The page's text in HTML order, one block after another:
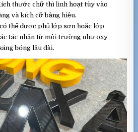
thước chữ thì linh hoạt tùy vào
và kích cỡ bảng hiệu.
thể được phủ lớp sơn hoặc lớp
tác nhân từ môi trường như oxy
bóng lâu dài.